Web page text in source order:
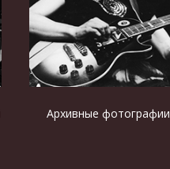
Архивные фотографии